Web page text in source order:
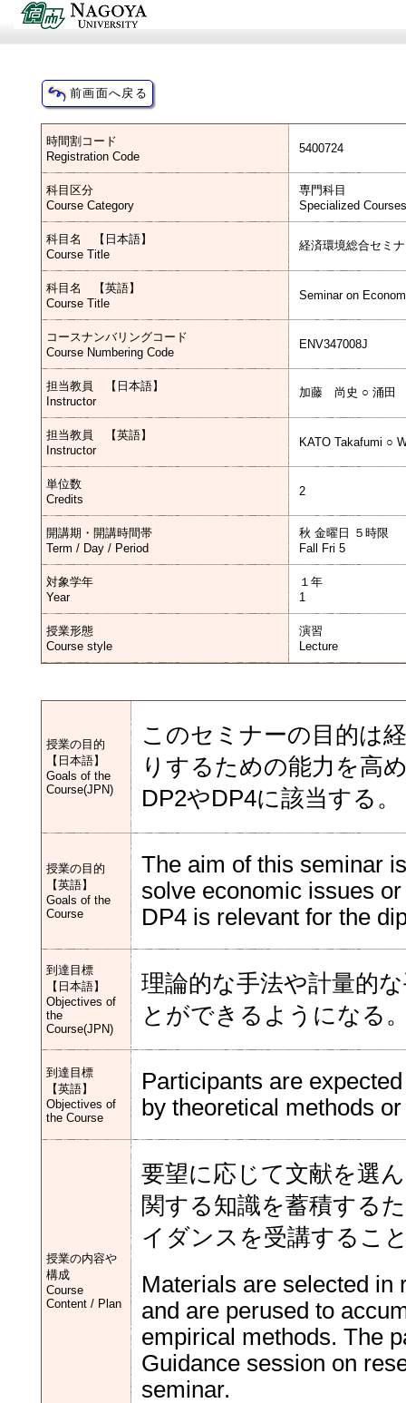
時間割コード
Registration Code
5400724
科目区分
Course Category
専門科目
Specialized Courses
科目名 【日本語】
Course Title
経済環境総合セミ
科目名 【英語】
Course Title
Seminar on
コースナンバリングコード
Course Numbering Code
ENV347008J
担当教員 【日本語】
Instructor
加藤 尚史 ○ 涌
担当教員 【英語】
Instructor
KATO Takafumi ○
単位数
Credits
2
開講期・開講時間帯
Term / Day / Period
秋 金曜日 ５時限
Fall Fri 5
対象学年
Year
１年
1
授業形態
Course style
演習
Lecture
授業の目的
【日本語】
Goals of the
Course(JPN)
このセミナーの目的は
りするための能力を高
DP2やDP4に該当する。
授業の目的
【英語】
Goals of the
Course
The aim of this seminar
solve economic issues
DP4 is relevant for the
到達目標
【日本語】
Objectives of
the
Course(JPN)
理論的な手法や計量的
とができるようになる
到達目標
【英語】
Objectives of
the Course
Participants are
by theoretical methods
授業の内容や
構成
Course
Content / Plan
要望に応じて文献を選
関する知識を蓄積する
イダンスを受講するこ
Materials are selected in
and are perused to
empirical methods. The
Guidance session on
seminar.